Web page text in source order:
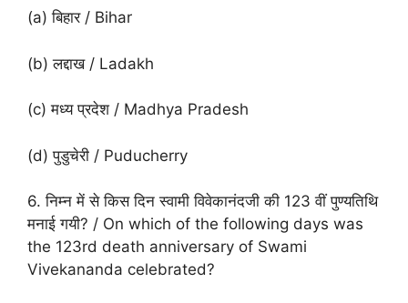
(a) बिहार / Bihar
(b) लद्दाख / Ladakh
(c) मध्य प्रदेश / Madhya Pradesh
(d) पुडुचेरी / Puducherry
6. निम्न में से किस दिन स्वामी विवेकानंदजी की 123 वीं पुण्यतिथि
मनाई गयी? / On which of the following days was
the 123rd death anniversary of Swami
Vivekananda celebrated?